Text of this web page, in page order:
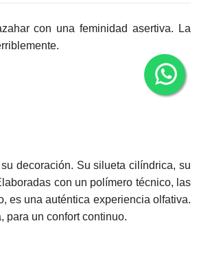
con una feminidad asertiva. La
decoración. Su silueta cilíndrica, su
con un polímero técnico, las
es una auténtica experiencia olfativa.
para un confort continuo.